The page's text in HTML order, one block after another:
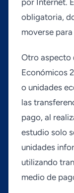
por Internet.
obligatoria,
moverse
Otro aspecto
Económicos
o unidades
las
pago, al
estudio solo
unidades
utilizando
medio de